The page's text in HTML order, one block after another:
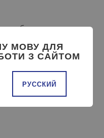
бельевых отсека.
МОВУ ДЛЯ
З САЙТОМ
РУССКИЙ